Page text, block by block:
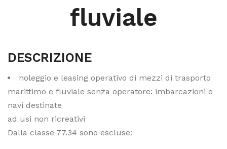
fluviale
DESCRIZIONE
noleggio e leasing operativo di mezzi di trasporto
marittimo e fluviale senza operatore: imbarcazioni e
navi destinate
ad usi non ricreativi
Dalla classe 77.34 sono escluse: